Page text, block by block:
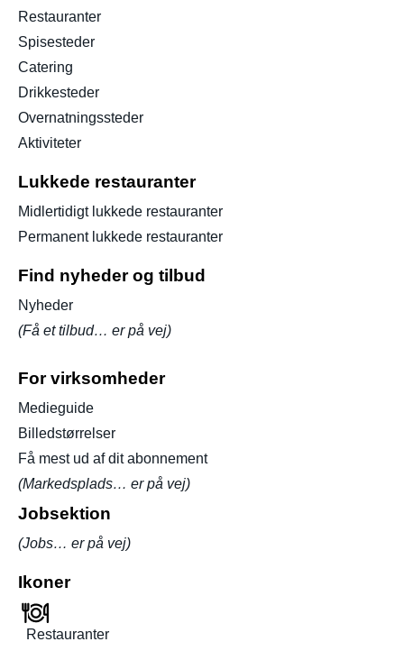
Restauranter
Spisesteder
Catering
Drikkesteder
Overnatningssteder
Aktiviteter
Lukkede restauranter
Midlertidigt lukkede restauranter
Permanent lukkede restauranter
Find nyheder og tilbud
Nyheder
(Få et tilbud… er på vej)
For virksomheder
Medieguide
Billedstørrelser
Få mest ud af dit abonnement
(Markedsplads… er på vej)
Jobsektion
(Jobs… er på vej)
Ikoner
Restauranter